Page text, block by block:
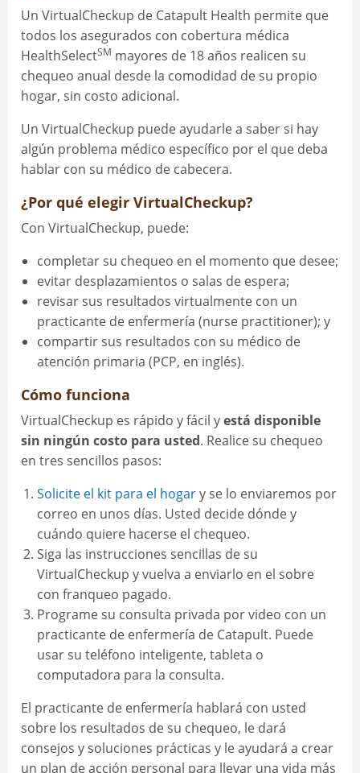
Un VirtualCheckup de Catapult Health permite que
todos los asegurados con cobertura médica
HealthSelectSM mayores de 18 años realicen su
chequeo anual desde la comodidad de su propio
hogar, sin costo adicional.
Un VirtualCheckup puede ayudarle a saber si hay
algún problema médico específico por el que deba
hablar con su médico de cabecera.
¿Por qué elegir VirtualCheckup?
Con VirtualCheckup, puede:
completar su chequeo en el momento que desee;
evitar desplazamientos o salas de espera;
revisar sus resultados virtualmente con un
practicante de enfermería (nurse practitioner); y
compartir sus resultados con su médico de
atención primaria (PCP, en inglés).
Cómo funciona
VirtualCheckup es rápido y fácil yestá disponible
sin ningún costo para usted. Realice su chequeo
en tres sencillos pasos:
Solicite el kit para el hogary se lo enviaremos por
correo en unos días. Usted decide dónde y
cuándo quiere hacerse el chequeo.
Siga las instrucciones sencillas de su
VirtualCheckup y vuelva a enviarlo en el sobre
con franqueo pagado.
Programe su consulta privada por video con un
practicante de enfermería de Catapult. Puede
usar su teléfono inteligente, tableta o
computadora para la consulta.
El practicante de enfermería hablará con usted
sobre los resultados de su chequeo, le dará
consejos y soluciones prácticas y le ayudará a crear
un plan de acción personal para llevar una vida más